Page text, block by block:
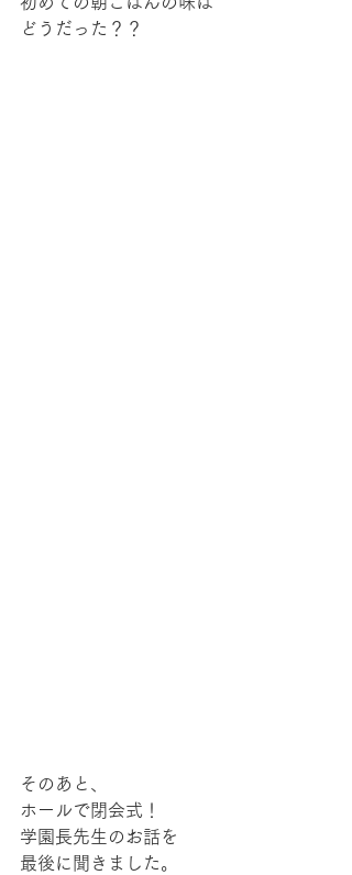
どうだった？？
そのあと、
ホールで閉会式！
学園長先生のお話を
最後に聞きました。